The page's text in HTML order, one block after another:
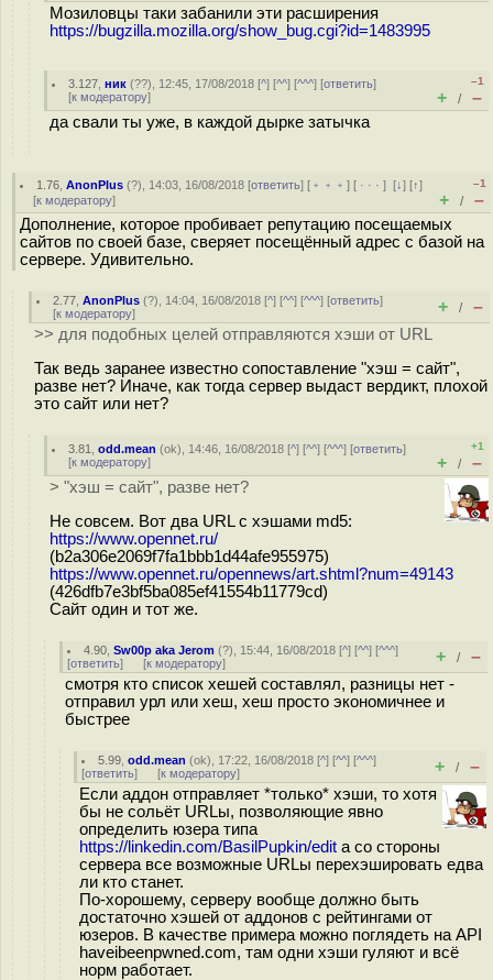
Мозиловцы таки забанили эти расширения
https://bugzilla.mozilla.org/show_bug.cgi?id=1483995
3.127 ,ник (??), 12:45, 17/08/2018 [^] [^^] [^^^] [ответить]
[к модератору]
–1
+ / –
да свали ты уже, в каждой дырке затычка
1.76 ,AnonPlus (?), 14:03, 16/08/2018 [ответить] [ ﹢﹢﹢] [ · · ·][↓] [↑]
[к модератору]
–1
+ / –
Дополнение, которое пробивает репутацию посещаемых
сайтов по своей базе, сверяет посещённый адрес с базой на
сервере. Удивительно.
2.77 ,AnonPlus (?), 14:04, 16/08/2018 [^] [^^] [^^^] [ответить]
[к модератору] + / –
>> для подобных целей отправляются хэши от URL
Так ведь заранее известно сопоставление "хэш = сайт",
разве нет? Иначе, как тогда сервер выдаст вердикт, плохой
это сайт или нет?
3.81 ,odd.mean (ok), 14:46, 16/08/2018 [^] [^^] [^^^] [ответить]
[к модератору]
+1
+ / –
> "хэш = сайт", разве нет?
Не совсем. Вот два URL c хэшами md5:
https://www.opennet.ru/
(b2a306e2069f7fa1bbb1d44afe955975)
https://www.opennet.ru/opennews/art.shtml?num=49143
(426dfb7e3bf5ba085ef41554b11779cd)
Сайт один и тот же.
4.90 ,Sw00p aka Jerom (?), 15:44, 16/08/2018 [^] [^^] [^^^]
[ответить] [к модератору] + / –
смотря кто список хешей составлял, разницы нет -
отправил урл или хеш, хеш просто экономичнее и
быстрее
5.99 ,odd.mean (ok), 17:22, 16/08/2018 [^] [^^] [^^^]
[ответить] [к модератору] + / –
Если аддон отправляет *только* хэши, то хотя
бы не сольёт URLы, позволяющие явно
определить юзера типа
https://linkedin.com/BasilPupkin/edit а со стороны
сервера все возможные URLы перехэшировать едва
ли кто станет.
По-хорошему, серверу вообще должно быть
достаточно хэшей от аддонов с рейтингами от
юзеров. В качестве примера можно поглядеть на API
haveibeenpwned.com, там одни хэши гуляют и всё
норм работает.